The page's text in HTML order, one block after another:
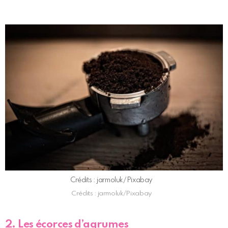
Crédits : jarmoluk/Pixabay
Crédits : jarmoluk/Pixabay
2. Les écorces d’agrumes